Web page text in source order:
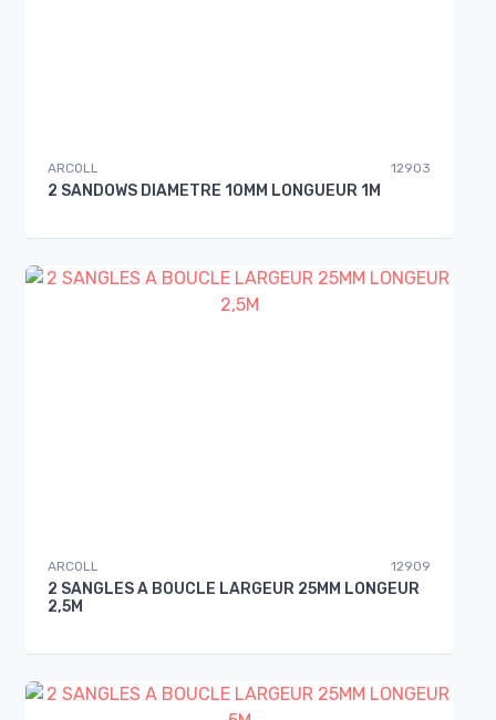
ARCOLL 12903
2 SANDOWS DIAMETRE 10MM LONGUEUR 1M
ARCOLL 12909
2 SANGLES A BOUCLE LARGEUR 25MM LONGEUR
2,5M